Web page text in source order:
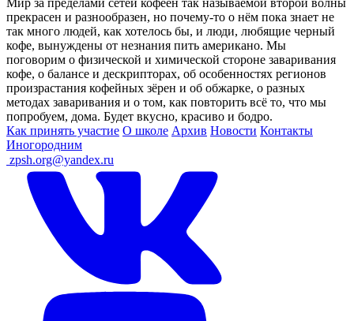
прекрасен и разнообразен, но почему-то о нём пока знает не
так много людей, как хотелось бы, и люди, любящие черный
кофе, вынуждены от незнания пить американо. Мы
поговорим о физической и химической стороне заваривания
кофе, о балансе и дескрипторах, об особенностях регионов
произрастания кофейных зёрен и об обжарке, о разных
методах заваривания и о том, как повторить всё то, что мы
попробуем, дома. Будет вкусно, красиво и бодро.
Как принять участие О школе Архив Новости Контакты
Иногородним
zpsh.org@yandex.ru